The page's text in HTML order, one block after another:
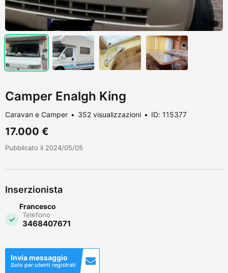
Camper Enalgh King
Caravan e Camper 352 visualizzazioni ID: 115377
17.000 €
Pubblicato il 2024/05/05
Inserzionista
Francesco
Telefono
3468407671
Invia messaggio
Solo per utenti registrati